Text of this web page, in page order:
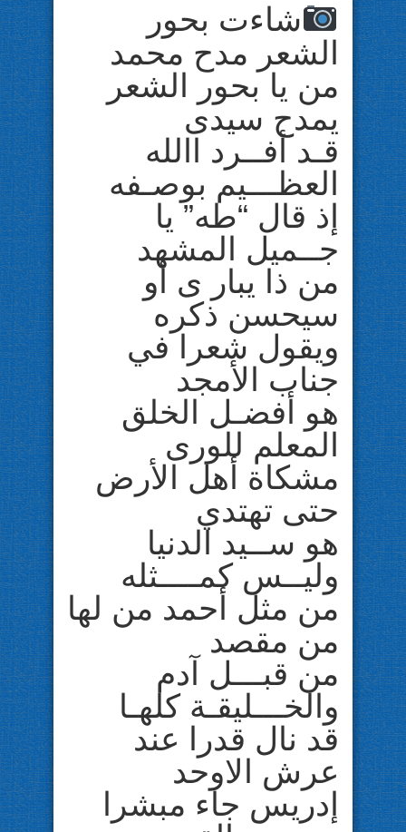
شاءت بحور
الشعر مدح محمد
من يا بحور الشعر
يمدح سيدى
قـد أفــرد االله
العظـــيم بوصـفه
إذ قال “طه” يا
جــميل المشهد
من ذا يبار ى أو
سيحسن ذكره
ويقول شعرا في
جناب الأمجد
هو أفضـل الخلق
المعلم للورى
مشكاة أهل الأرض
حتى تهتدي
هو ســيد الدنيا
وليــس كمــــثله
من مثل أحمد من لها
من مقصد
من قبـــل آدم
والخـــليقـة كلهـا
قد نال قدرا عند
عرش الاوحد
إدريس جاء مبشرا